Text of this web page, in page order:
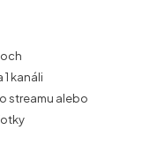
kanáli
streamu alebo